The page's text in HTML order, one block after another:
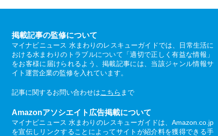
掲載記事の監修について
マイナビニュース 水まわりのレスキューガイドでは、日常生活に
おける水まわりのトラブルについて「適切で正しく有益な情報」
をお客様に届けられるよう、掲載記事には、当該ジャンル情報サ
イト運営企業の監修を入れています。
記事に関するお問い合わせはこちら まで
Amazonアソシエイト広告掲載について
マイナビニュース 水まわりのレスキューガイドは、Amazon.co.jp
を宣伝しリンクすることによってサイトが紹介料を獲得できる手